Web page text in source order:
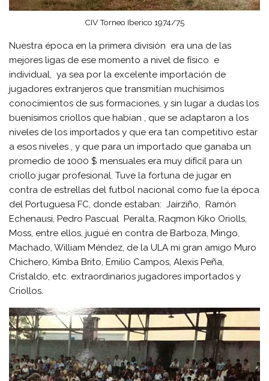
CIV Torneo Iberico 1974/75
Nuestra época en la primera división era una de las
mejores ligas de ese momento a nivel de físico e
individual, ya sea por la excelente importación de
jugadores extranjeros que transmitían muchísimos
conocimientos de sus formaciones, y sin lugar a dudas los
buenísimos criollos que habían , que se adaptaron a los
niveles de los importados y que era tan competitivo estar
a esos niveles , y que para un importado que ganaba un
promedio de 1000 $ mensuales era muy difícil para un
criollo jugar profesional. Tuve la fortuna de jugar en
contra de estrellas del futbol nacional como fue la época
del Portuguesa FC, donde estaban: Jairziño, Ramón
Echenausi, Pedro Pascual Peralta, Raqmon Kiko Oriolls,
Moss, entre ellos, jugué en contra de Barboza, Mingo,
Machado, William Méndez, de la ULA mi gran amigo Muro
Chichero, Kimba Brito, Emilio Campos, Alexis Peña,
Cristaldo, etc. extraordinarios jugadores importados y
Criollos.